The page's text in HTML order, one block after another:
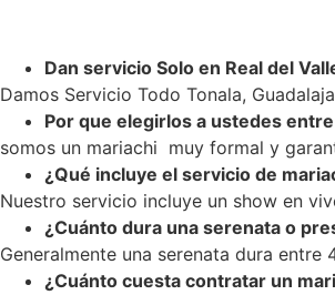
Dan servicio Solo en Real del
Damos Servicio Todo Tonala,
Por que elegirlos a ustedes
somos un mariachi muy formal y
¿Qué incluye el servicio de
Nuestro servicio incluye un show en
¿Cuánto dura una serenata o
Generalmente una serenata dura
¿Cuánto cuesta contratar un